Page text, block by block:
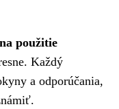
použitie
Každý
a odporúčania,